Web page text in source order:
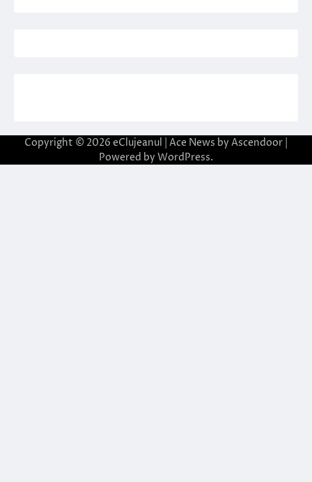
Copyright © 2026 eClujeanul | Ace News by Ascendoor
Powered by WordPress.